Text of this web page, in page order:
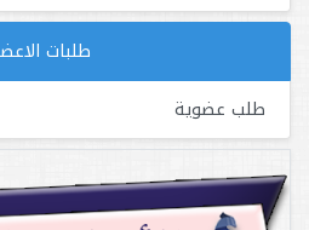
طلبات
طلب عضوية